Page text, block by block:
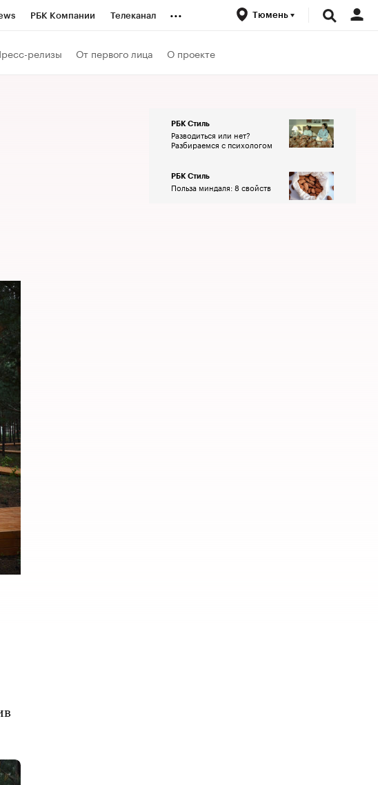
РБК Компании Телеканал ... Тюмень
релизы От первого лица О проекте
РБК Стиль
Разводиться или нет?
Разбираемся с психологом
РБК Стиль
Польза миндаля: 8 свойств